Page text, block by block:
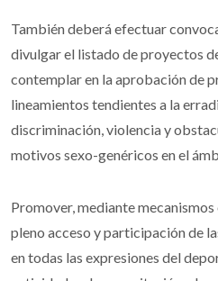
También deberá efectuar
divulgar el listado de proyectos
contemplar en la aprobación de
lineamientos tendientes a la
discriminación, violencia y
motivos sexo-genéricos en el
Promover, mediante
pleno acceso y participación de
en todas las expresiones del